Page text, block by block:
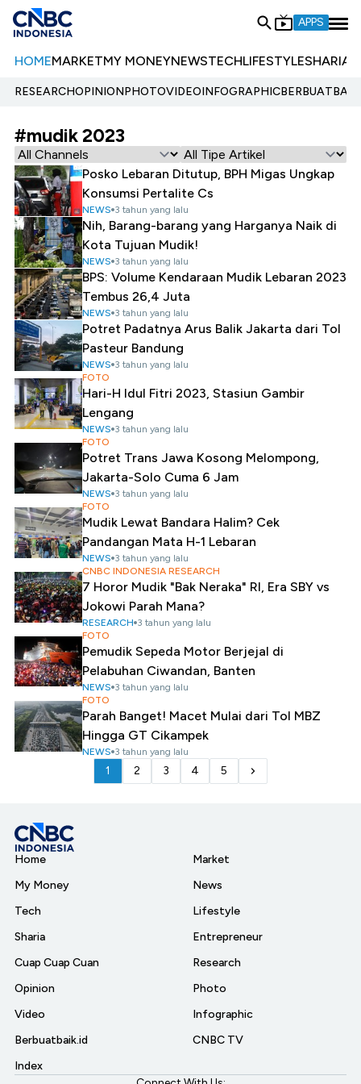
APPS
HOMEMARKETMY MONEYNEWSTECHLIFESTYLESHARIA
RESEARCHOPINIONPHOTOVIDEOINFOGRAPHIC
#mudik 2023
Posko Lebaran Ditutup, BPH Migas Ungkap
Konsumsi Pertalite Cs
NEWS 3 tahun yang lalu
Nih, Barang-barang yang Harganya Naik di
Kota Tujuan Mudik!
NEWS 3 tahun yang lalu
BPS: Volume Kendaraan Mudik Lebaran 2023
Tembus 26,4 Juta
NEWS 3 tahun yang lalu
Potret Padatnya Arus Balik Jakarta dari Tol
Pasteur Bandung
NEWS 3 tahun yang lalu
FOTO
Hari-H Idul Fitri 2023, Stasiun Gambir
Lengang
NEWS 3 tahun yang lalu
FOTO
Potret Trans Jawa Kosong Melompong,
Jakarta-Solo Cuma 6 Jam
NEWS 3 tahun yang lalu
FOTO
Mudik Lewat Bandara Halim? Cek
Pandangan Mata H-1 Lebaran
NEWS 3 tahun yang lalu
CNBC INDONESIA RESEARCH
7 Horor Mudik "Bak Neraka" RI, Era SBY vs
Jokowi Parah Mana?
RESEARCH 3 tahun yang lalu
FOTO
Pemudik Sepeda Motor Berjejal di
Pelabuhan Ciwandan, Banten
NEWS 3 tahun yang lalu
FOTO
Parah Banget! Macet Mulai dari Tol MBZ
Hingga GT Cikampek
NEWS 3 tahun yang lalu
1 2 3 4 5
Home
My Money
Tech
Sharia
Cuap Cuap Cuan
Opinion
Video
Berbuatbaik.id
Index
Market
News
Lifestyle
Entrepreneur
Research
Photo
Infographic
CNBC TV